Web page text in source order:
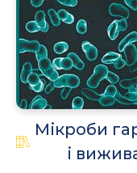
Мікроби
і